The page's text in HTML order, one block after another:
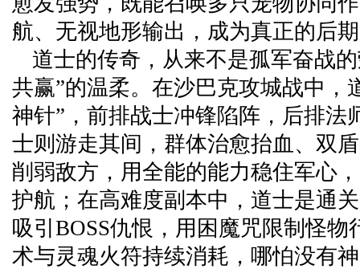
航、无视地形输出，成为真正的后
道士的传奇，从来不是孤军奋战
共赢”的温柔。在沙巴克攻城战中，
神针”，前排战士冲锋陷阵，后排法
士则游走其间，群体治愈抬血、双
削弱敌方，用全能的能力稳住军心
护航；在高难度副本中，道士是通
吸引BOSS仇恨，用困魔咒限制怪物
术与灵魂火符持续消耗，哪怕没有